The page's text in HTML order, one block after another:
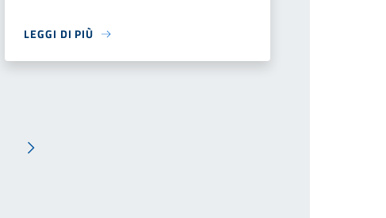
LEGGI DI PIÙ
Pagina successiva